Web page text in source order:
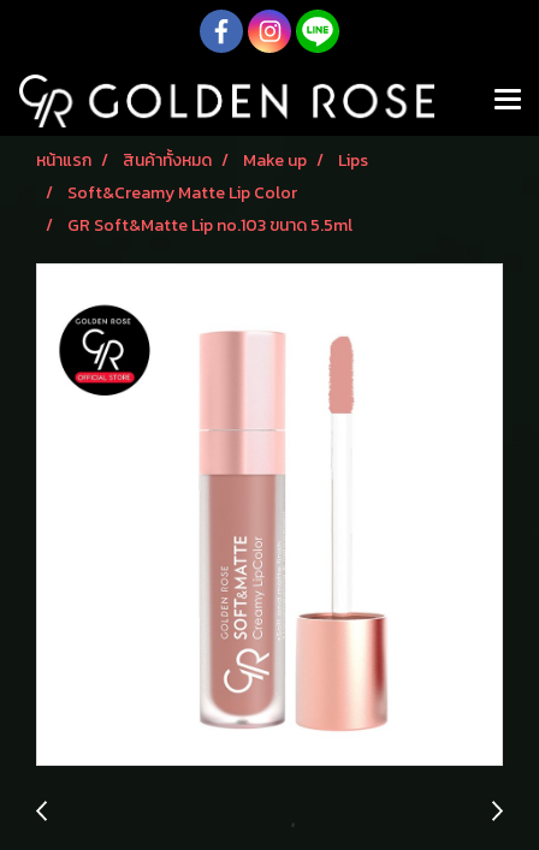
หน้าแรก สินค้าทั้งหมด Make up
Lips
Soft&Creamy Matte Lip Color
GR Soft&Matte Lip no.103 ขนาด 5.5ml